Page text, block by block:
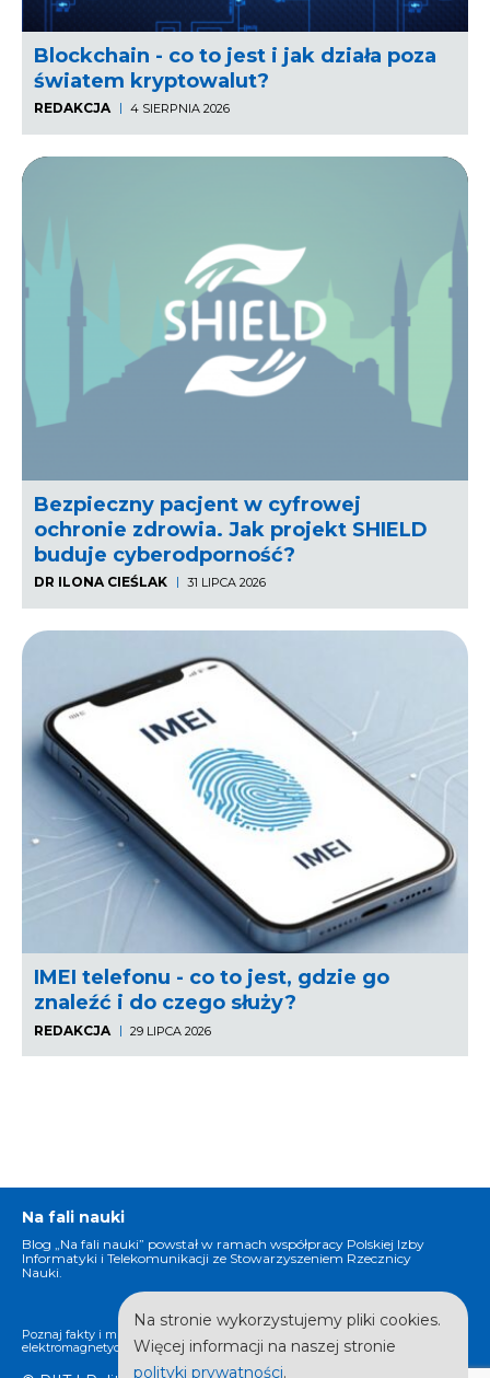
Blockchain - co to jest i jak działa poza
światem kryptowalut?
REDAKCJA 4 SIERPNIA 2026
Bezpieczny pacjent w cyfrowej
ochronie zdrowia. Jak projekt SHIELD
buduje cyberodporność?
DR ILONA CIEŚLAK 31 LIPCA 2026
IMEI telefonu - co to jest, gdzie go
znaleźć i do czego służy?
REDAKCJA 29 LIPCA 2026
Na fali nauki
Blog „Na fali nauki” powstał w ramach współpracy Polskiej Izby
Informatyki i Telekomunikacji ze Stowarzyszeniem Rzecznicy
Nauki.
Poznaj fakty i mity na temat promieniowania
elektromagnetycznego.
Na stronie wykorzystujemy pliki cookies.
Więcej informacji na naszej stronie
polityki prywatności.